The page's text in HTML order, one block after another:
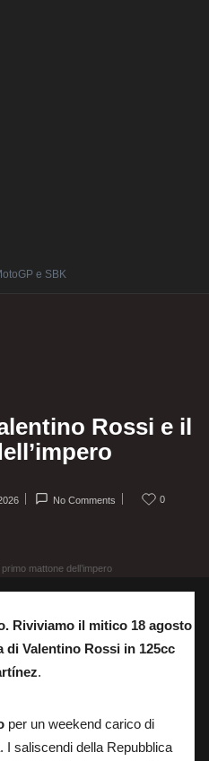
e SBK
Rossi e il
No Comments 0
mattone dell’impero
Riviviamo il mitico 18 agosto
di Valentino Rossi in 125cc
.
per un weekend carico di
I saliscendi della Repubblica